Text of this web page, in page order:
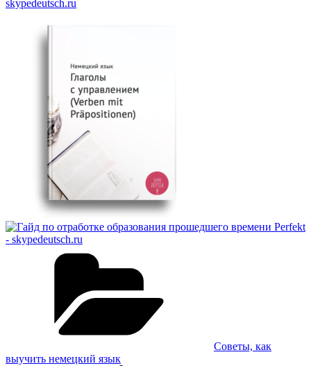
Советы, как
выучить немецкий язык